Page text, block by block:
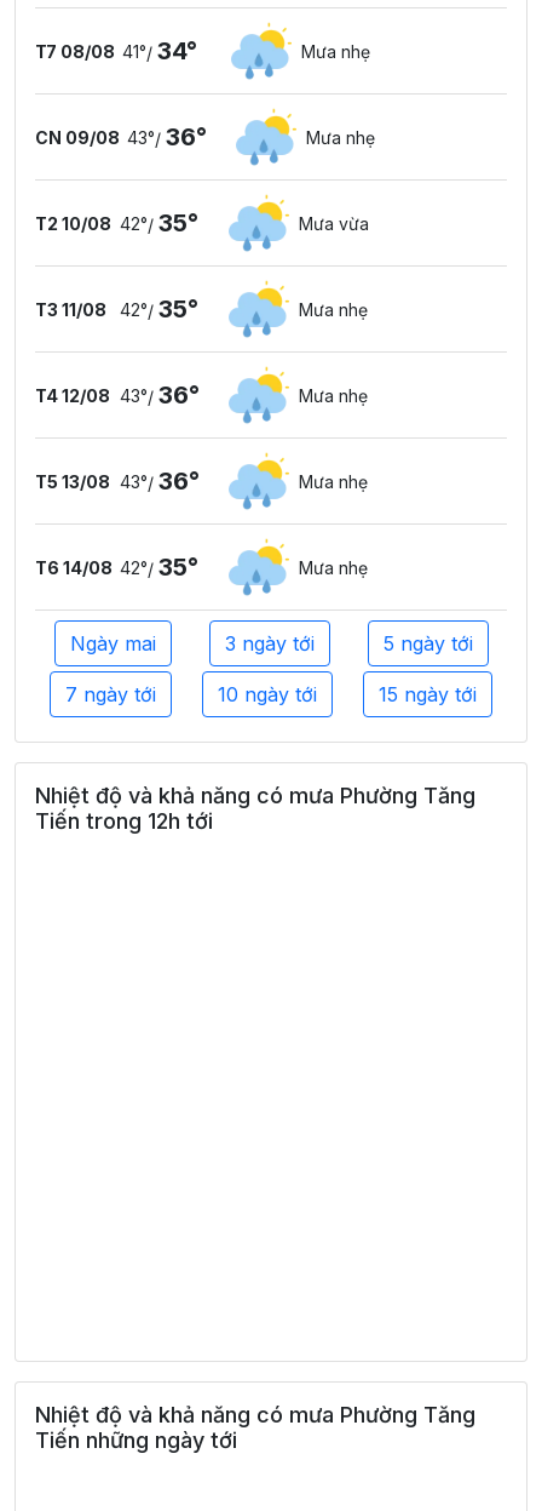
T7 08/08 41°/ 34° Mưa nhẹ
CN 09/08 43°/ 36° Mưa nhẹ
T2 10/08 42°/ 35° Mưa vừa
T3 11/08 42°/ 35° Mưa nhẹ
T4 12/08 43°/ 36° Mưa nhẹ
T5 13/08 43°/ 36° Mưa nhẹ
T6 14/08 42°/ 35° Mưa nhẹ
Ngày mai 3 ngày tới 5 ngày tới
7 ngày tới 10 ngày tới 15 ngày tới
Nhiệt độ và khả năng có mưa Phường Tăng
Tiến trong 12h tới
Nhiệt độ và khả năng có mưa Phường Tăng
Tiến những ngày tới